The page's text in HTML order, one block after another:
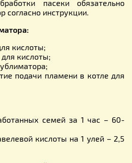
пасеки обязательно
согласно инструкции.
кислоты;
кислоты;
подачи пламени в котле для
семей за 1 час – 60-
кислоты на 1 улей – 2,5